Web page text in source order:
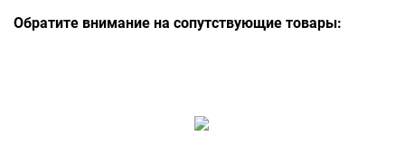
Обратите внимание на сопутствующие товары: